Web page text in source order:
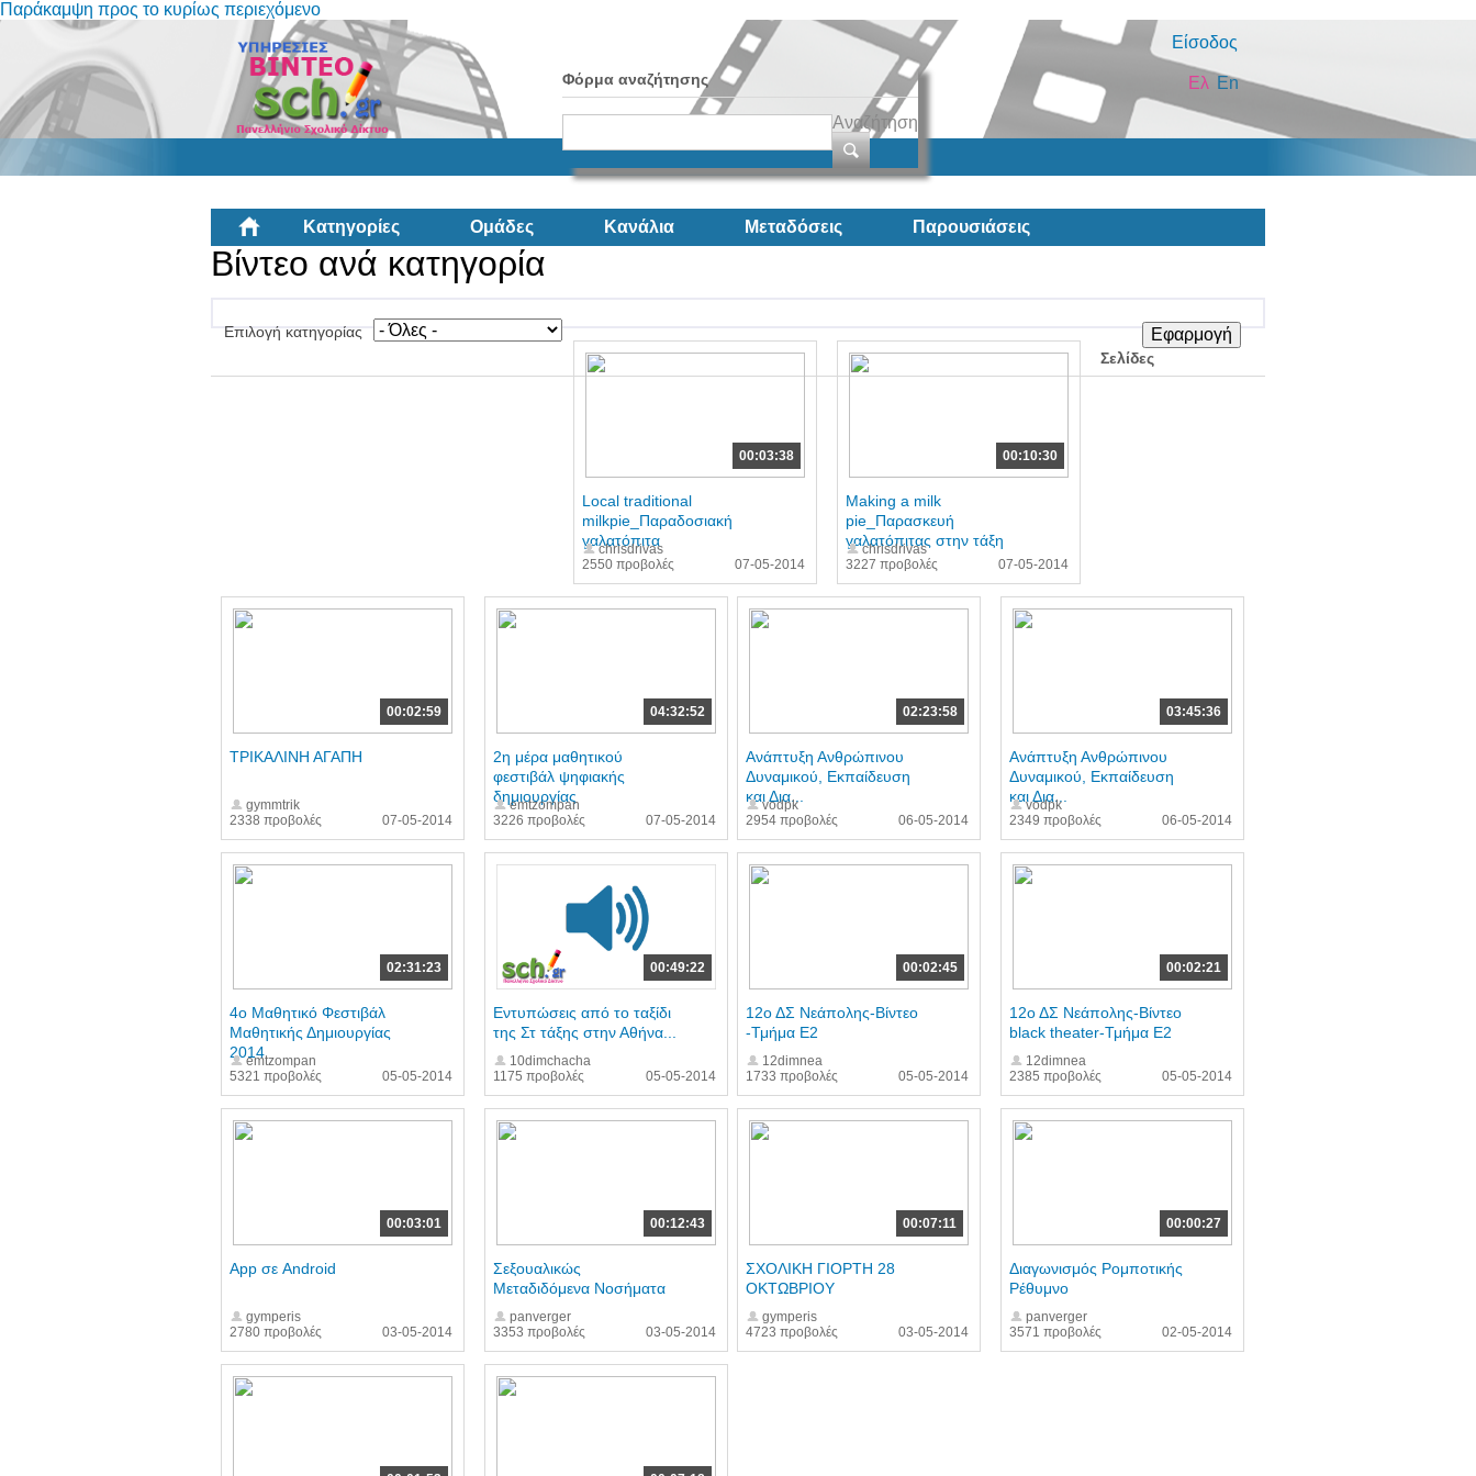
Παράκαμψη προς το κυρίως περιεχόμενο
Είσοδος
Φόρμα αναζήτησης
Αναζήτηση
En
Ελ
Κατηγορίες Ομάδες Κανάλια Μεταδόσεις Παρουσιάσεις
Βίντεο ανά κατηγορία
Επιλογή κατηγορίας
00:03:38
2550 προβολές
Local traditional
milkpie_Παραδοσιακή
γαλατόπιτα
chrisdrivas
07-05-2014
00:10:30
3227 προβολές
Making a milk
pie_Παρασκευή
γαλατόπιτας στην τάξη
chrisdrivas
07-05-2014
00:02:59
2338 προβολές
ΤΡΙΚΑΛΙΝΗ ΑΓΑΠΗ
gymmtrik
07-05-2014
04:32:52
3226 προβολές
2η μέρα μαθητικού
φεστιβάλ ψηφιακής
δημιουργίας
emtzompan
07-05-2014
02:23:58
2954 προβολές
Ανάπτυξη Ανθρώπινου
Δυναμικού, Εκπαίδευση
και Δια...
vodpk
06-05-2014
03:45:36
2349 προβολές
Ανάπτυξη Ανθρώπινου
Δυναμικού, Εκπαίδευση
και Δια...
vodpk
06-05-2014
02:31:23
5321 προβολές
4o Μαθητικό Φεστιβάλ
Μαθητικής Δημιουργίας
2014emtzompan
05-05-2014
00:49:22
1175 προβολές
Εντυπώσεις από το ταξίδι
της Στ τάξης στην Αθήνα...
10dimchacha
05-05-2014
00:02:45
1733 προβολές
12ο ΔΣ Νεάπολης-Βίντεο
-Τμήμα Ε2
12dimnea
05-05-2014
00:02:21
2385 προβολές
12ο ΔΣ Νεάπολης-Βίντεο
black theater-Τμήμα Ε2
12dimnea
05-05-2014
00:03:01
2780 προβολές
App σε Android
gymperis
03-05-2014
00:12:43
3353 προβολές
Σεξουαλικώς
Μεταδιδόμενα Νοσήματα
panverger
03-05-2014
00:07:11
4723 προβολές
ΣΧΟΛΙΚΗ ΓΙΟΡΤΗ 28
ΟΚΤΩΒΡΙΟΥ
gymperis
03-05-2014
00:00:27
3571 προβολές
Διαγωνισμός Ρομποτικής
Ρέθυμνο
panverger
02-05-2014
Σελίδες